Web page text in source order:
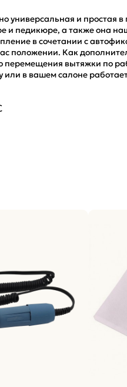
универсальная и простая
и педикюре, а также она
в сочетании с
положении. Как
перемещения вытяжки по
в вашем салоне